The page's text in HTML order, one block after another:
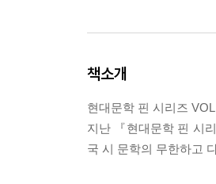
책소개
현대문학 핀 시리즈
지난 『현대문학 핀 시
국 시 문학의 무한하고